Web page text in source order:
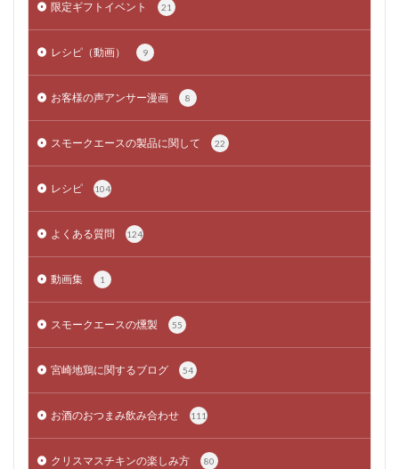
限定ギフトイベント 21
レシピ（動画） 9
お客様の声アンサー漫画 8
スモークエースの製品に関して 22
レシピ 104
よくある質問 124
動画集 1
スモークエースの燻製 55
宮崎地鶏に関するブログ 54
お酒のおつまみ飲み合わせ 111
クリスマスチキンの楽しみ方 80